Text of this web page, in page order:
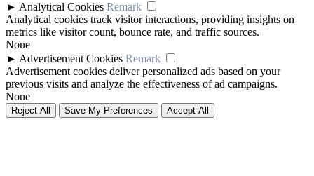
► Analytical Cookies Remark
Analytical cookies track visitor interactions, providing insights on
metrics like visitor count, bounce rate, and traffic sources.
None
► Advertisement Cookies Remark
Advertisement cookies deliver personalized ads based on your
previous visits and analyze the effectiveness of ad campaigns.
None
Reject All Save My Preferences Accept All